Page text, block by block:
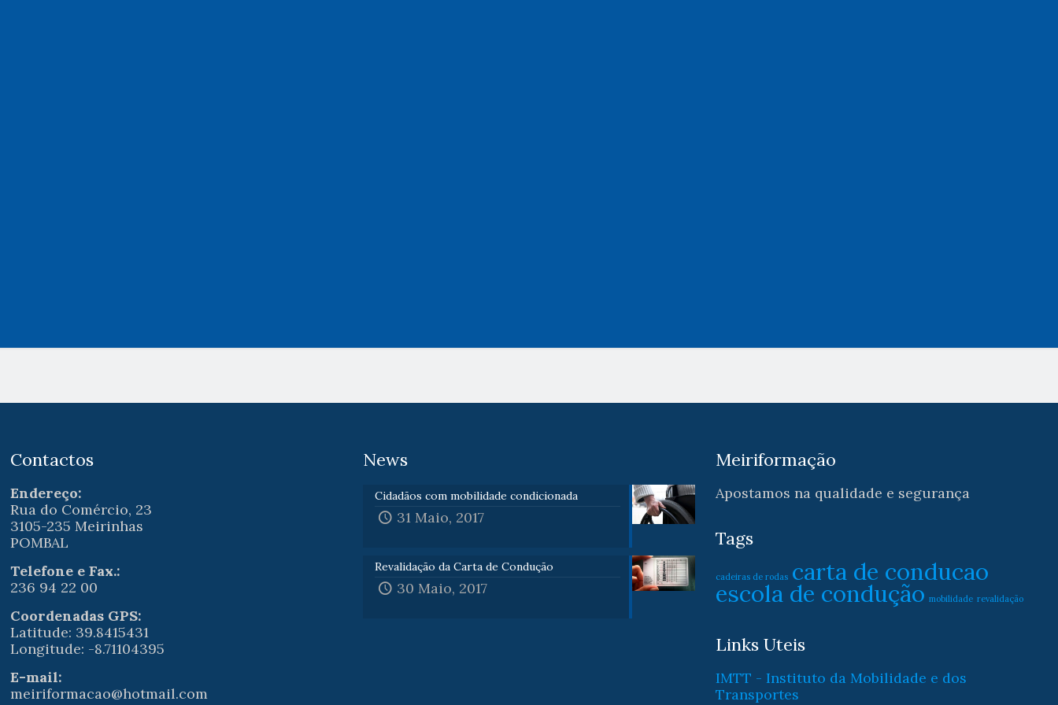
Contactos
Endereço:
Rua do Comércio, 23
3105-235 Meirinhas
POMBAL
Telefone e Fax.:
236 94 22 00
Coordenadas GPS:
Latitude: 39.8415431
Longitude: -8.71104395
E-mail:
meiriformacao@hotmail.com
News
Cidadãos com mobilidade condicionada
31 Maio, 2017
Revalidação da Carta de Condução
30 Maio, 2017
Meiriformação
Apostamos na qualidade e segurança
Tags
cadeiras de rodas carta de conducao
escola de condução mobilidade revalidação
Links Uteis
IMTT - Instituto da Mobilidade e dos
Transportes